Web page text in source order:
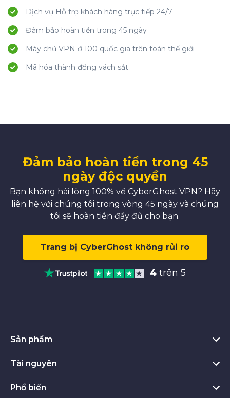
Dịch vụ Hỗ trợ khách hàng trực tiếp 24/7
Đảm bảo hoàn tiền trong 45 ngày
Máy chủ VPN ở 100 quốc gia trên toàn thế giới
Mã hóa thành đồng vách sắt
Đảm bảo hoàn tiền trong 45
ngày độc quyền
Bạn không hài lòng 100% về CyberGhost VPN? Hãy
liên hệ với chúng tôi trong vòng 45 ngày và chúng
tôi sẽ hoàn tiền đầy đủ cho bạn.
Trang bị CyberGhost không rủi ro
4 trên 5
Sản phẩm
VPN cho Windows
Tiện ích VPN cho Chrome
Tài nguyên
VPN là gì
Phổ biến